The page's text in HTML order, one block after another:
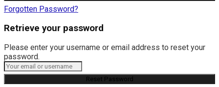
Forgotten Password?
Retrieve your password
Please enter your username or email address to reset your
password.